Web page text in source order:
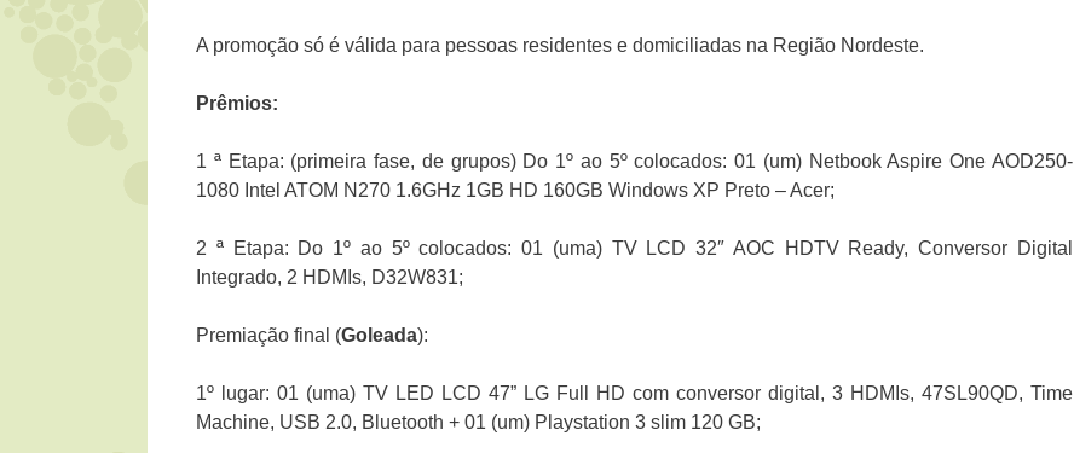
A promoção só é válida para pessoas residentes e domiciliadas na Região Nordeste.
Prêmios:
1 ª Etapa: (primeira fase, de grupos) Do 1º ao 5º colocados: 01 (um) Netbook Aspire One AOD250-
1080 Intel ATOM N270 1.6GHz 1GB HD 160GB Windows XP Preto – Acer;
2 ª Etapa: Do 1º ao 5º colocados: 01 (uma) TV LCD 32″ AOC HDTV Ready, Conversor Digital
Integrado, 2 HDMIs, D32W831;
Premiação final (Goleada):
1º lugar: 01 (uma) TV LED LCD 47” LG Full HD com conversor digital, 3 HDMIs, 47SL90QD, Time
Machine, USB 2.0, Bluetooth + 01 (um) Playstation 3 slim 120 GB;